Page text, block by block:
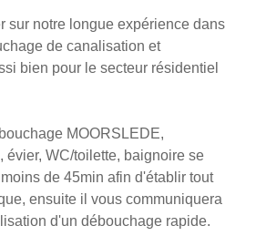
sur notre longue expérience dans
de canalisation et
bien pour le secteur résidentiel
MOORSLEDE,
évier, WC/toilette, baignoire se
de 45min afin d'établir tout
ensuite il vous communiquera
d'un débouchage rapide.